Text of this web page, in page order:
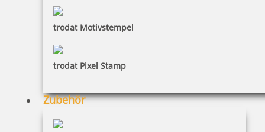
trodat Motivstempel
trodat Pixel Stamp
Zubehör
HINWEISE